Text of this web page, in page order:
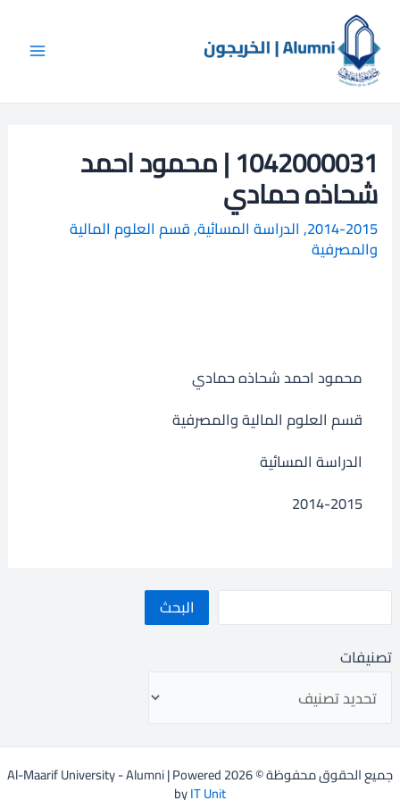
المحتوى
البحث
تصنيفات
1042000031 | محمود احمد
شحاذه حمادي
2014-2015
, الدراسة المسائية,قسم العلوم المالية
والمصرفية
محمود احمد شحاذه حمادي
قسم العلوم المالية والمصرفية
الدراسة المسائية
2014-2015
جميع الحقوق محفوظة © 2026 Al-Maarif University - Alumni | Powered
byIT Unit